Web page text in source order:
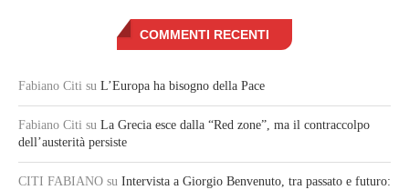
COMMENTI RECENTI
Fabiano Citi su L’Europa ha bisogno della Pace
Fabiano Citi su La Grecia esce dalla “Red zone”, ma il contraccolpo
dell’austerità persiste
CITI FABIANO su Intervista a Giorgio Benvenuto, tra passato e futuro: